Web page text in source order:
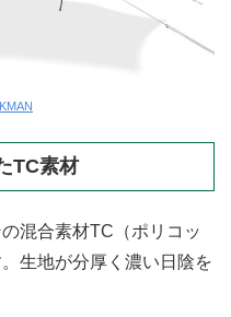
TC素材
混合素材TC（ポリコッ
生地が分厚く濃い日陰を